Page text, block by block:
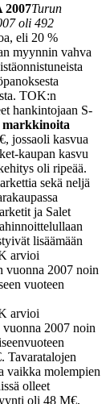
Turun
oli 492
eli 20 %
myynnin vahva
onnistuneista
TOK:n
hankintojaan S-
jossaoli kasvua
kaupan kasvu
oli ripeää.
sekä neljä
ja Salet
hinnoittelullaan
lisäämään
arvioi
vuonna 2007 noin
vuoteen
arvioi
vuonna 2007 noin
vuoteen
Tavaratalojen
vaikka molempien
olleet
oli 48 M€,